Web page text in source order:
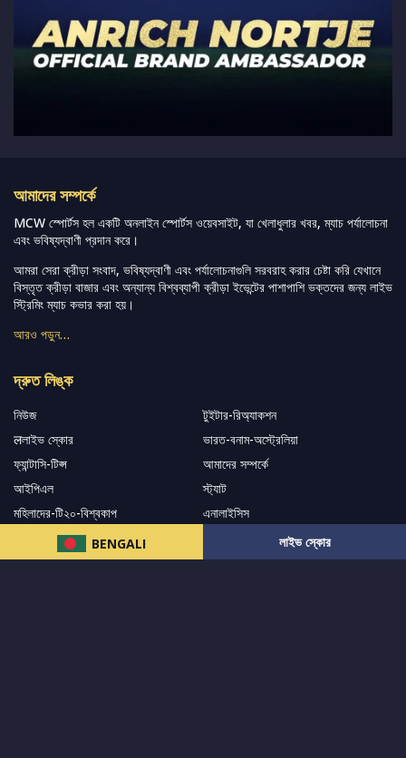
BENGALI লাইভ স্কোর
আমাদের সম্পর্কে
MCW স্পোর্টস হল একটি অনলাইন স্পোর্টস ওয়েবসাইট, যা খেলাধুলার খবর, ম্যাচ পর্যালোচনা
এবং ভবিষ্যদ্বাণী প্রদান করে।
আমরা সেরা ক্রীড়া সংবাদ, ভবিষ্যদ্বাণী এবং পর্যালোচনাগুলি সরবরাহ করার চেষ্টা করি যেখানে
বিস্তৃত ক্রীড়া বাজার এবং অন্যান্য বিশ্বব্যাপী ক্রীড়া ইভেন্টের পাশাপাশি ভক্তদের জন্য লাইভ
স্ট্রিমিং ম্যাচ কভার করা হয়।
আরও পড়ুন…
দ্রুত লিঙ্ক
নিউজ
টুইটার-রিঅ্যাকশন
लলাইভ স্কোর
ভারত-বনাম-অস্ট্রেলিয়া
ফ্যান্টাসি-টিপ্স
আমাদের সম্পর্কে
আইপিএল
স্ট্যাট
মহিলাদের-টি২০-বিশ্বকাপ
এনালাইসিস